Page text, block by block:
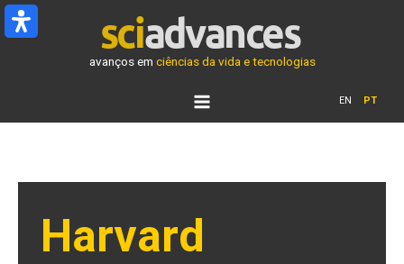
Ir
para
avanços em ciências da vida e tecnologias
EN PT
Harvard